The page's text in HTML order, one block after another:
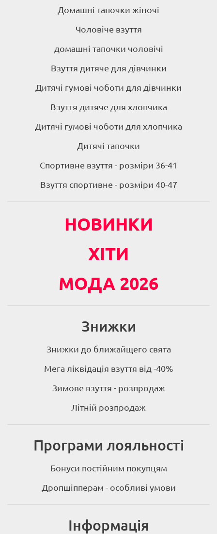
Домашні тапочки жіночі
Чоловіче взуття
домашні тапочки чоловічі
Взуття дитяче для дівчинки
Дитячі гумові чоботи для дівчинки
Взуття дитяче для хлопчика
Дитячі гумові чоботи для хлопчика
Дитячі тапочки
Спортивне взуття - розміри 36-41
Взуття спортивне - розміри 40-47
НОВИНКИ
ХІТИ
МОДА 2026
Знижки
Знижки до ближайщего свята
Мега ліквідація взуття від -40%
Зимове взуття - розпродаж
Літній розпродаж
Програми лояльності
Бонуси постійним покупцям
Дропшіпперам - особливі умови
Інформація